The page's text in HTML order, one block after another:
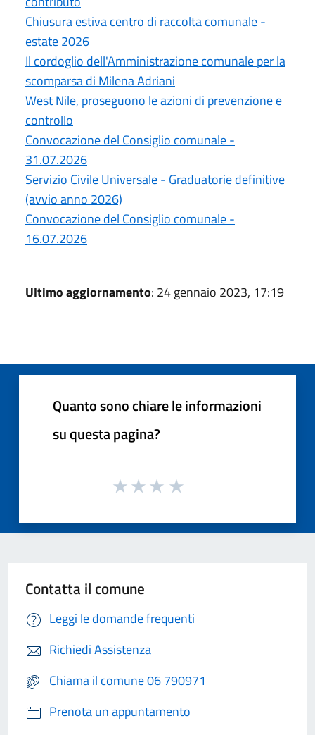
Chiusura estiva centro di raccolta comunale -
estate 2026
Il cordoglio dell'Amministrazione comunale per la
scomparsa di Milena Adriani
West Nile, proseguono le azioni di prevenzione e
controllo
Convocazione del Consiglio comunale -
31.07.2026
Servizio Civile Universale - Graduatorie definitive
(avvio anno 2026)
Convocazione del Consiglio comunale -
16.07.2026
Ultimo aggiornamento: 24 gennaio 2023, 17:19
Quanto sono chiare le informazioni
su questa pagina?
Contatta il comune
Leggi le domande frequenti
Richiedi Assistenza
Chiama il comune 06 790971
Prenota un appuntamento